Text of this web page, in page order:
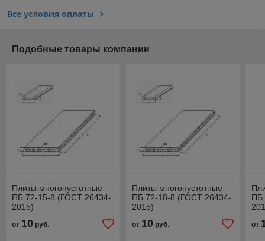
Все условия оплаты
Подобные товары компании
Плиты многопустотные
ПБ 72-15-8 (ГОСТ 26434-
2015)
от 10 руб.
Плиты многопустотные
ПБ 72-18-8 (ГОСТ 26434-
2015)
от 10руб.
ПБ
от